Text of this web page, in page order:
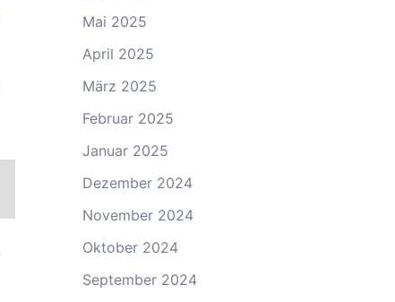
Mai 2025
April 2025
März 2025
Februar 2025
Januar 2025
Dezember 2024
November 2024
Oktober 2024
September 2024